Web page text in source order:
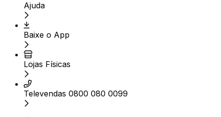
Ajuda
Baixe o App
Lojas Físicas
Televendas 0800 080 0099